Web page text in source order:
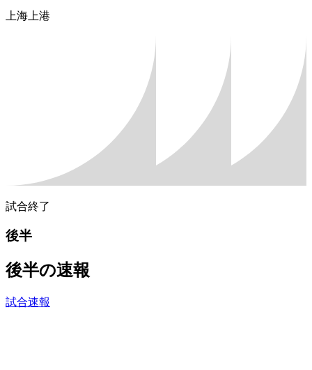
上海上港
試合終了
後半
後半の速報
試合速報